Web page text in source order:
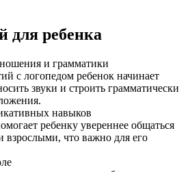
для ребенка
и грамматики
с логопедом ребенок начинает
звуки и строить грамматически
навыков
ребенку увереннее общаться
взрослыми, что важно для его